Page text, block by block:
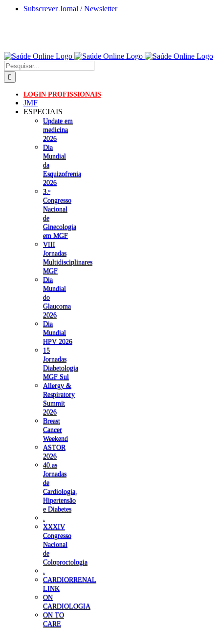
Skip
Subscrever Jornal / Newsletter
Pesquisar
LOGIN PROFISSIONAIS
JMF
ESPECIAIS
Update em
medicina
2026
Dia
Mundial
da
Esquizofrenia
2026
3.ᵒ
Congresso
Nacional
de
Ginecologia
em MGF
VIII
Jornadas
Multidisciplinares
MGF
Dia
Mundial
do
Glaucoma
2026
Dia
Mundial
HPV 2026
15
Jornadas
Diabetologia
MGF Sul
Allergy &
Respiratory
Summit
2026
Breast
Cancer
Weekend
ASTOR
2026
40.as
Jornadas
de
Cardiologia,
Hipertensão
e Diabetes
XXXIV
Congresso
Nacional
de
Coloproctologia
CARDIORRENAL
LINK
ON
CARDIOLOGIA
ON TO
CARE